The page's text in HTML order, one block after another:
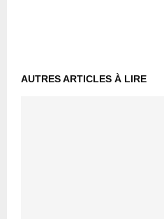
AUTRES ARTICLES À LIRE